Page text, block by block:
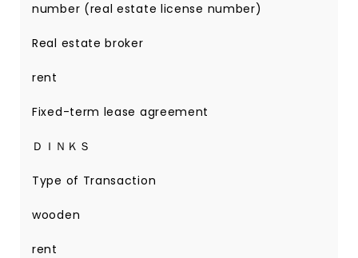
number (real estate license number)
Real estate broker
rent
Fixed-term lease agreement
ＤＩＮＫＳ
Type of Transaction
wooden
rent